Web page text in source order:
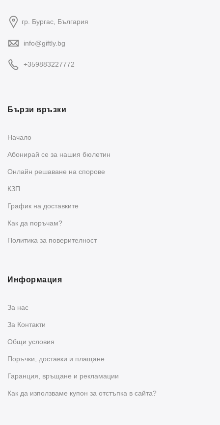
гр. Бургас, България
info@giftly.bg
+359883227772
Бързи връзки
Начало
Абонирай се за нашия бюлетин
Oнлайн решаване на спорове
КЗП
График на доставките
Как да поръчам?
Политика за поверителност
Информация
За нас
За Контакти
Общи условия
Поръчки, доставки и плащане
Гаранция, връщане и рекламации
Как да използваме купон за отстъпка в сайта?